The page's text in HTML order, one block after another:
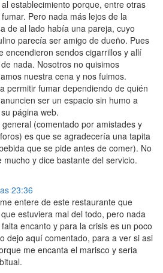
establecimiento porque, entre otras
Pero nada más lejos de la
de al lado había una pareja, cuyo
parecía ser amigo de dueño. Pues
encendieron sendos cigarrillos y allí
nada. Nosotros no quisimos
nuestra cena y nos fuimos.
permitir fumar dependiendo de quién
ser un espacio sin humo a
página web.
(comentado por amistades y
es que se agradecería una tapita
que se pide antes de comer). No
mucho y dice bastante del servicio.
23:36
entere de este restaurante que
estuviera mal del todo, pero nada
encanto y para la crisis es un poco
dejo aquí comentado, para a ver si asi
me encanta el marisco y seria